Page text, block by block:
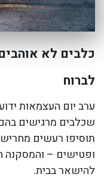
כלבים לא
לברוח
ערב יום העצמאות
שכלבים מרגישים
תוסיפו רעשים
ופטישים –
להישאר בבית.